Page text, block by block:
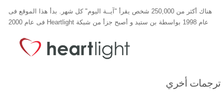
هناك أكثر من 250,000 شخص يقرأ "آيــة اليوم" كل شهر. بدأ هذا الموقع فى
عام 1998 بواسطة بن ستيد و أصبح جزأ من شبكة Heartlight فى عام 2000
ترجمات أخري